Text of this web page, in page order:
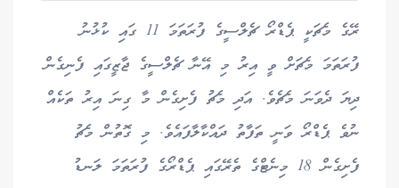
ރޭގެ މެޗަކީ ޕެޑްރޯ ޗެލްސީގެ ފުރަތަމަ 11 ގައި ކުޅުނު
ފުރަތަމަ މެޗަށް ވީ އިރު މި އޭނާ ޗެލްސީގެ ޖާޒީގައި ފެނިގެން
ދިޔަ ދެވަނަ މެޗެވެ. އަދި މެޗު ފެށިގެން މާ ގިނަ އިރު ތަކެއް
ނުވެ ޕެޑްރޯ ވަނީ ތަފާތު ދައްކާލާފައެވެ. މި ގޮތުން މެޗު
ފެށިގެން 18 މިނެޓްގެ ތެރޭގައި ޕެޑްރޯގެ ފުރަތަމަ ލަނޑު